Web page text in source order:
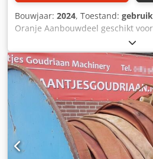
Bouwjaar: 2024, Toestand:
Oranje Aanbouwdeel geschikt
Sleepslang 300 meter 4,5"
16 bar •Barstdruk 43 bar
oranje Dodpszta Nvsfx Am Tskr
tegen olie, brandstof en
•Hoge trekvastheid
•Verhoogde bescherming tegen
•Uitstekende weerstand tegen
ozon en UV •Eenvoudig
•Standaard lengtes 100, 200 en
speciale prijzen! Staat: Nieuw